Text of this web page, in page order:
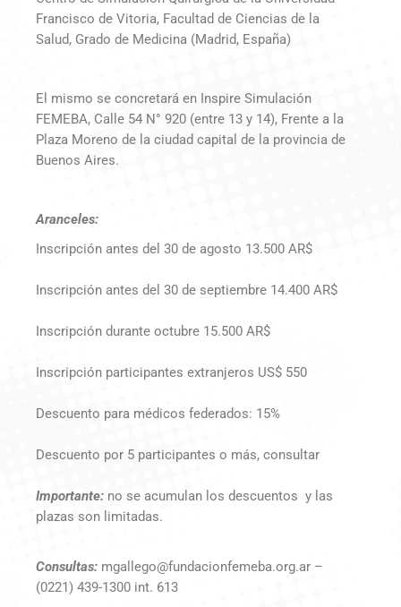
Francisco de Vitoria, Facultad de Ciencias de la
Salud, Grado de Medicina (Madrid, España)
El mismo se concretará en Inspire Simulación
FEMEBA, Calle 54 N° 920 (entre 13 y 14), Frente a la
Plaza Moreno de la ciudad capital de la provincia de
Buenos Aires.
Aranceles:
Inscripción antes del 30 de agosto 13.500 AR$
Inscripción antes del 30 de septiembre 14.400 AR$
Inscripción durante octubre 15.500 AR$
Inscripción participantes extranjeros US$ 550
Descuento para médicos federados: 15%
Descuento por 5 participantes o más, consultar
Importante: no se acumulan los descuentos y las
plazas son limitadas.
Consultas: mgallego@fundacionfemeba.org.ar –
(0221) 439-1300 int. 613